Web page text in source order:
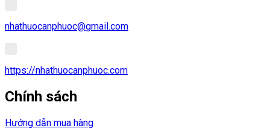
nhathuocanphuoc@gmail.com
https://nhathuocanphuoc.com
Chính sách
Hướng dẫn mua hàng